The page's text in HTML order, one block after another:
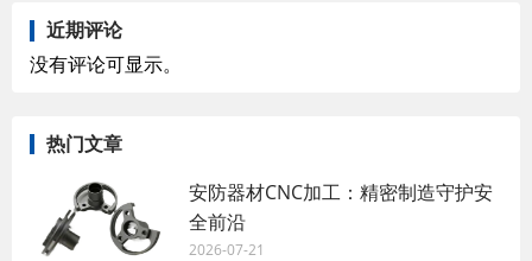
近期评论
没有评论可显示。
热门文章
安防器材CNC加工：精密制造守护安
全前沿
2026-07-21